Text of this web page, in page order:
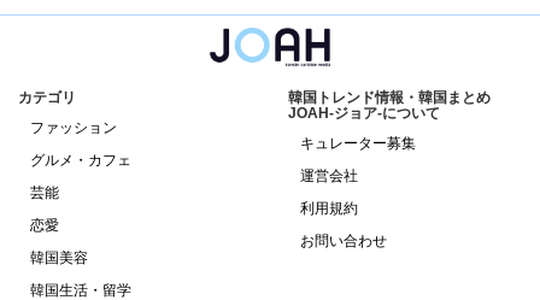
カテゴリ
ファッション
グルメ・カフェ
芸能
恋愛
韓国美容
韓国生活・留学
韓国トレンド情報・韓国まとめ
JOAH-ジョア-について
キュレーター募集
運営会社
利用規約
お問い合わせ